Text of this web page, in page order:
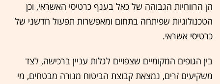
הן הרווחיות הגבוהה של כאל בענף כרטיסי האשראי, וכן
הטכנולוגיות שפיתחה בתחום ומאפשרות תפעול חדשני של
כרטיסי אשראי.
בין הגופים המקומיים שצפויים לגלות עניין ברכישה, לצד
משקיעים זרים, נמצאת קבוצת הביטוח מנורה מבטחים, מי